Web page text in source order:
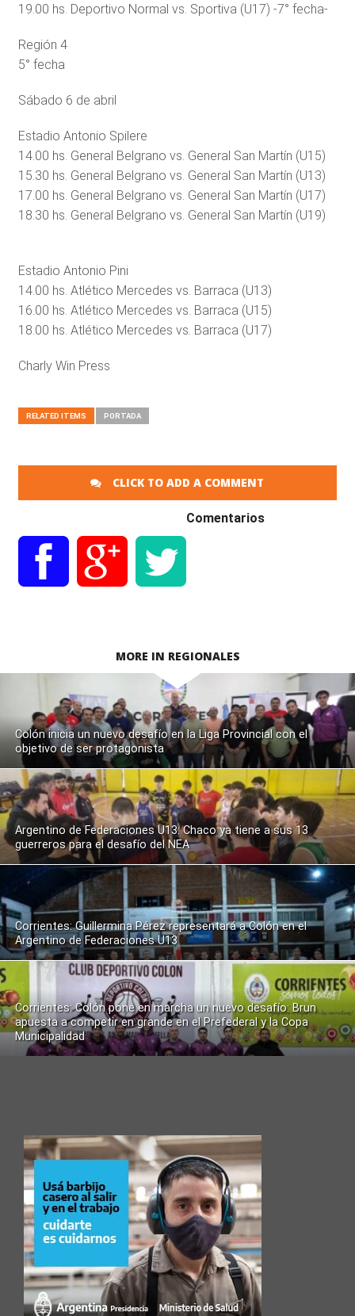
19.00 hs. Deportivo Normal vs. Sportiva (U17) -7° fecha-
Región 4
5° fecha
Sábado 6 de abril
Estadio Antonio Spilere
14.00 hs. General Belgrano vs. General San Martín (U15)
15.30 hs. General Belgrano vs. General San Martín (U13)
17.00 hs. General Belgrano vs. General San Martín (U17)
18.30 hs. General Belgrano vs. General San Martín (U19)
Estadio Antonio Pini
14.00 hs. Atlético Mercedes vs. Barraca (U13)
16.00 hs. Atlético Mercedes vs. Barraca (U15)
18.00 hs. Atlético Mercedes vs. Barraca (U17)
Charly Win Press
RELATED ITEMS PORTADA
CLICK TO ADD A COMMENT
Comentarios
MORE IN REGIONALES
Colón inicia un nuevo desafío en la Liga Provincial con el
objetivo de ser protagonista
Argentino de Federaciones U13: Chaco ya tiene a sus 13
guerreros para el desafío del NEA
Corrientes: Guillermina Pérez representará a Colón en el
Argentino de Federaciones U13
Corrientes: Colón pone en marcha un nuevo desafío: Brun
apuesta a competir en grande en el Prefederal y la Copa
Municipalidad